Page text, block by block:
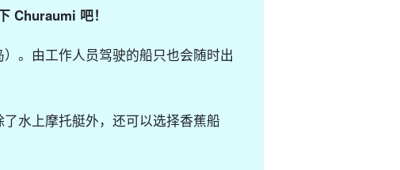
Churaumi 吧！
。由工作人员驾驶的船只也会随时出
水上摩托艇外，还可以选择香蕉船